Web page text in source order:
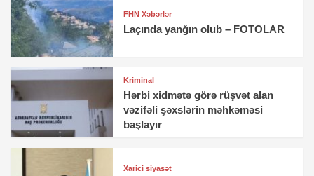
FHN Xəbərlər
Laçında yanğın olub – FOTOLAR
Kriminal
Hərbi xidmətə görə rüşvət alan
vəzifəli şəxslərin məhkəməsi
başlayır
Xarici siyasət